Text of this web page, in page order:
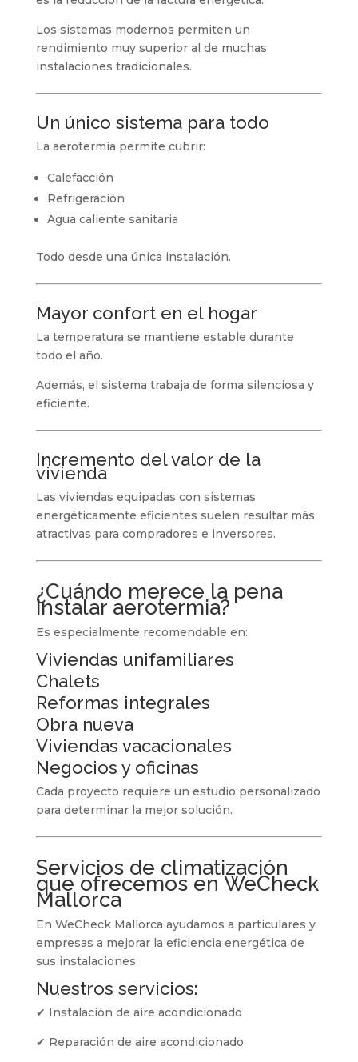
Los sistemas modernos permiten un
rendimiento muy superior al de muchas
instalaciones tradicionales.
Un único sistema para todo
La aerotermia permite cubrir:
Calefacción
Refrigeración
Agua caliente sanitaria
Todo desde una única instalación.
Mayor confort en el hogar
La temperatura se mantiene estable durante
todo el año.
Además, el sistema trabaja de forma silenciosa y
eficiente.
Incremento del valor de la
vivienda
Las viviendas equipadas con sistemas
energéticamente eficientes suelen resultar más
atractivas para compradores e inversores.
¿Cuándo merece la pena
instalar aerotermia?
Es especialmente recomendable en:
Viviendas unifamiliares
Chalets
Reformas integrales
Obra nueva
Viviendas vacacionales
Negocios y oficinas
Cada proyecto requiere un estudio personalizado
para determinar la mejor solución.
Servicios de climatización
que ofrecemos en WeCheck
Mallorca
En WeCheck Mallorca ayudamos a particulares y
empresas a mejorar la eficiencia energética de
sus instalaciones.
Nuestros servicios:
✔ Instalación de aire acondicionado
✔ Reparación de aire acondicionado